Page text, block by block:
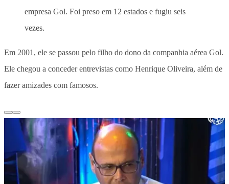
empresa Gol. Foi preso em 12 estados e fugiu seis
vezes.
Em 2001, ele se passou pelo filho do dono da companhia aérea Gol.
Ele chegou a conceder entrevistas como Henrique Oliveira, além de
fazer amizades com famosos.